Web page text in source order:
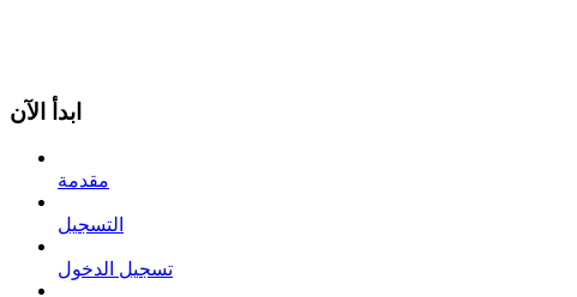
ابدأ الآن
مقدمة
التسجيل
تسجيل الدخول